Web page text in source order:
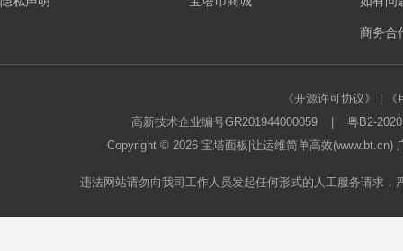
商务合
《开源许可协议》
高新技术企业编号GR201944000059
粤B2-
Copyright © 2026 宝塔面板 |让运维简单高效
违法网站请勿向我司工作人员发起任何形式的人工服务请求，